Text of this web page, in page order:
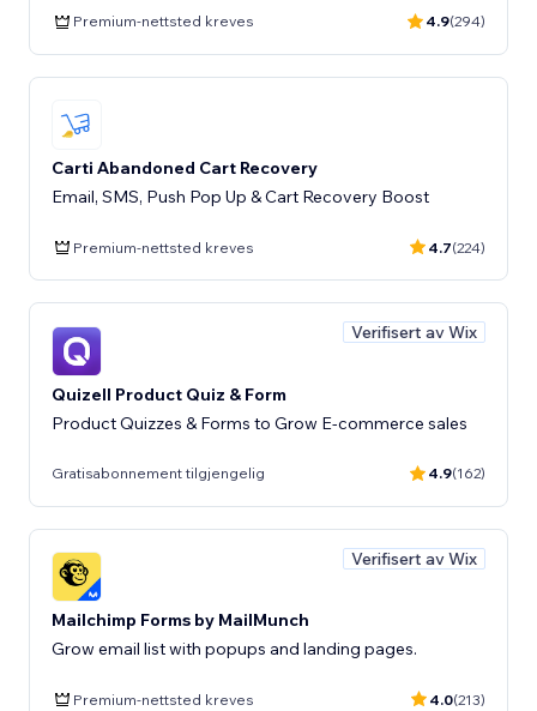
Premium-nettsted kreves 4.9(294)
Carti Abandoned Cart Recovery
Email, SMS, Push Pop Up & Cart Recovery Boost
Premium-nettsted kreves 4.7(224)
Verifisert av Wix
Quizell Product Quiz & Form
Product Quizzes & Forms to Grow E-commerce sales
Gratisabonnement tilgjengelig 4.9(162)
Verifisert av Wix
Mailchimp Forms by MailMunch
Grow email list with popups and landing pages.
Premium-nettsted kreves 4.0(213)